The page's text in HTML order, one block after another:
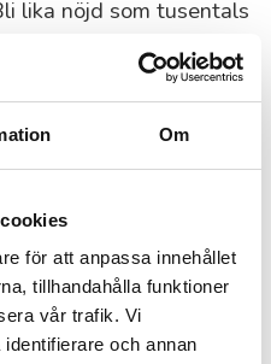
Om
för att anpassa innehållet
tillhandahålla funktioner
vår trafik. Vi
och annan
lika nöjd som tusentals
med detta också?
löner & HR
fönsterputs &